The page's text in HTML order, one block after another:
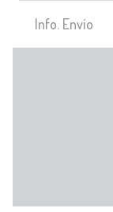
Info. Envío